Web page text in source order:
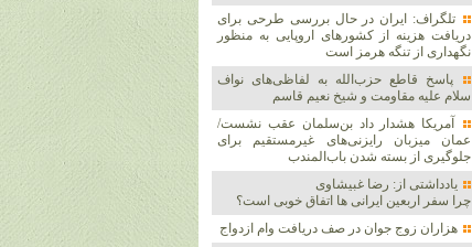
تلگراف: ایران در حال بررسی طرحی برای
دریافت هزینه از کشورهای اروپایی به منظور
نگهداری از تنگه هرمز است
پاسخ قاطع حزب‌الله به لفاظی‌های نواف
سلام علیه مقاومت و شیخ نعیم قاسم
آمریکا هشدار داد بن‌سلمان عقب نشست/
عمان میزبان رایزنی‌های غیرمستقیم برای
جلوگیری از بسته شدن باب‌المندب
یادداشتی از: رضا غبیشاوی
چرا سفر اربعین ایرانی ها اتفاق خوبی است؟
هزاران زوج‌ جوان در صف دریافت وام ازدواج